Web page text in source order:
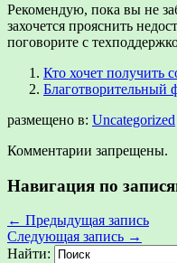
Рекомендую, пока вы не
захочется прояснить
поговорите с
Кто хочет получить
Благотворительный
размещено в: Uncategorized
Комментарии запрещены.
Навигация по
← Предыдущая запись
Следующая запись →
Найти: